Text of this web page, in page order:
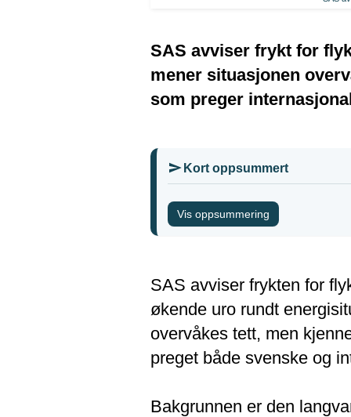
SAS avviser frykt for
mener situasjonen
som preger
Kort oppsummert
Vis oppsummering
SAS avviser frykten for
økende uro rundt
overvåkes tett, men
preget både svenske og
Bakgrunnen er den